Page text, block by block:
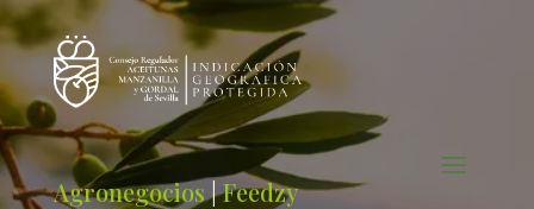
Agronegocios|Feedzy